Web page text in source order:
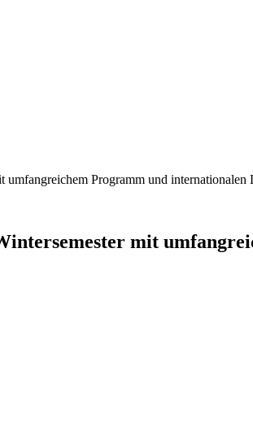
Programm und internationalen
mit